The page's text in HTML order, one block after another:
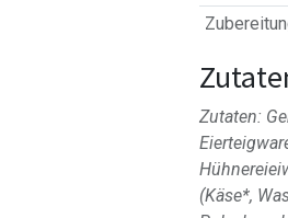
Zutaten:
(Käse*,